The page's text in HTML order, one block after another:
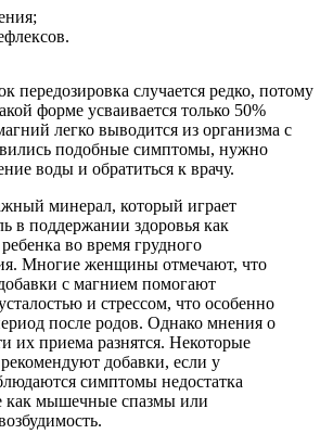
передозировка случается редко, потому
форме усваивается только 50%
легко выводится из организма с
подобные симптомы, нужно
воды и обратиться к врачу.
минерал, который играет
в поддержании здоровья как
во время грудного
Многие женщины отмечают, что
с магнием помогают
и стрессом, что особенно
после родов. Однако мнения о
их приема разнятся. Некоторые
добавки, если у
симптомы недостатка
как мышечные спазмы или